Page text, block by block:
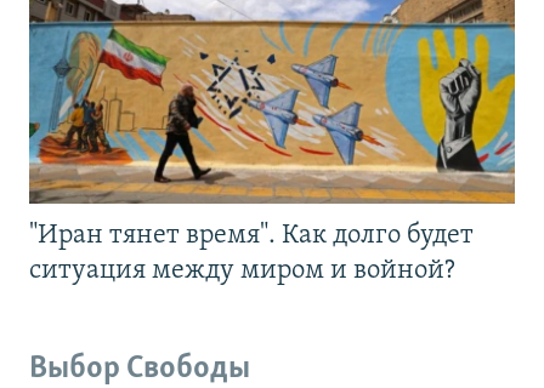
"Иран тянет время". Как долго будет
ситуация между миром и войной?
Выбор Свободы